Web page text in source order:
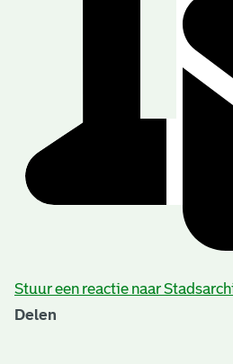
Stuur een reactie naar
Delen